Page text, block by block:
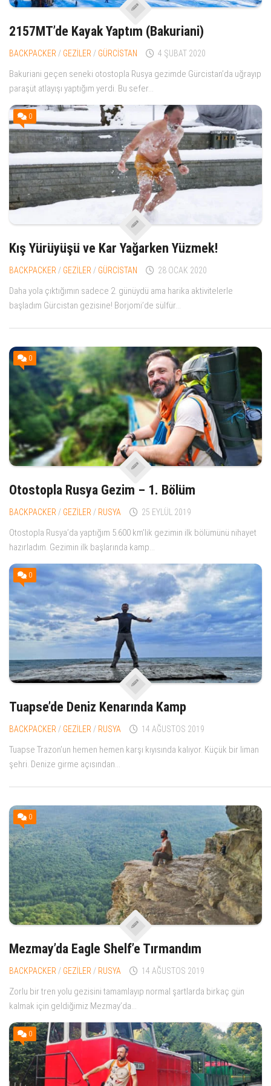
2157MT’de Kayak Yaptım (Bakuriani)
BACKPACKER / GEZİLER / GÜRCİSTAN 4 ŞUBAT 2020
Bakuriani geçen seneki otostopla Rusya gezimde Gürcistan’da uğrayıp
paraşüt atlayışı yaptığım yerdi. Bu sefer...
0
Kış Yürüyüşü ve Kar Yağarken Yüzmek!
BACKPACKER / GEZİLER / GÜRCİSTAN 28 OCAK 2020
Daha yola çıktığımın sadece 2. günüydü ama harika aktivitelerle
başladım Gürcistan gezisine! Borjomi’de sülfür...
0
Otostopla Rusya Gezim – 1. Bölüm
BACKPACKER / GEZİLER / RUSYA 25 EYLÜL 2019
Otostopla Rusya’da yaptığım 5.600 km’lik gezimin ilk bölümünü nihayet
hazırladım. Gezimin ilk başlarında kamp...
0
Tuapse’de Deniz Kenarında Kamp
BACKPACKER / GEZİLER / RUSYA 14 AĞUSTOS 2019
Tuapse Trazon’un hemen hemen karşı kıyısında kalıyor. Küçük bir liman
şehri. Denize girme açısından...
0
Mezmay’da Eagle Shelf’e Tırmandım
BACKPACKER / GEZİLER / RUSYA 14 AĞUSTOS 2019
Zorlu bir tren yolu gezisini tamamlayıp normal şartlarda birkaç gün
kalmak için geldiğimiz Mezmay’da...
0